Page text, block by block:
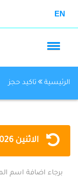
EN
الرئيسية تاكيد حجز
الاثنين 07-20
برجاء اضافة اسم